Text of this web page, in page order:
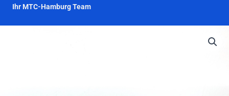
Ihr MTC-Hamburg Team